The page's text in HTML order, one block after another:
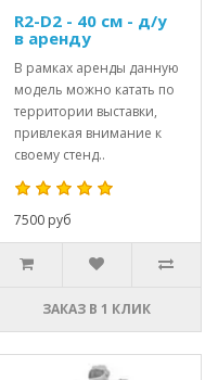
R2-D2 - 40 см - д/у
в аренду
В рамках аренды данную
модель можно катать по
территории выставки,
привлекая внимание к
своему стенд..
7500 руб
ЗАКАЗ В 1 КЛИК